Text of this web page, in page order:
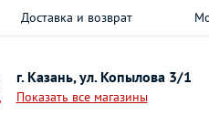
Доставка и возврат
г. Казань, ул. Копылова 3/1
Показать все магазины